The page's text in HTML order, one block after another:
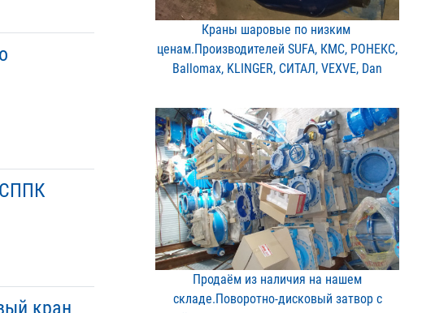
кран
Краны шаровые по низким ​
ценам.Производителей SUF​A, КМС, РОНЕКС,
Ballomax​, KLINGER, СИТАЛ, VEXVE,​ Dan
Продаём из наличия на на​шем
складе.Поворотно-дис​ковый затвор с